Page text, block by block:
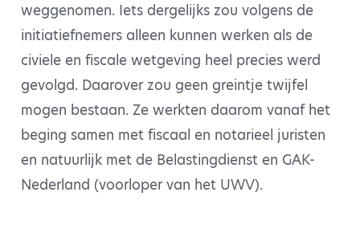
weggenomen. Iets dergelijks zou volgens de
initiatiefnemers alleen kunnen werken als de
civiele en fiscale wetgeving heel precies werd
gevolgd. Daarover zou geen greintje twijfel
mogen bestaan. Ze werkten daarom vanaf het
beging samen met fiscaal en notarieel juristen
en natuurlijk met de Belastingdienst en GAK-
Nederland (voorloper van het UWV).